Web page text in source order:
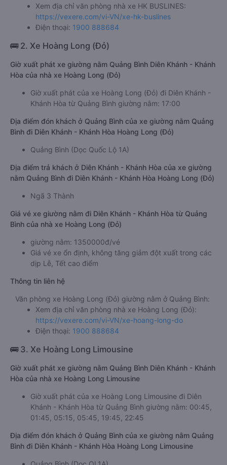
Xem địa chỉ văn phòng nhà xe HK BUSLINES:
https://vexere.com/vi-VN/xe-hk-buslines
Điện thoại: 1900 888684
🚌 2. Xe Hoàng Long (Đỏ)
Giờ xuất phát xe giường nằm Quảng Bình Diên Khánh - Khánh
Hòa của nhà xe Hoàng Long (Đỏ)
Giờ xuất phát của xe Hoàng Long (Đỏ) đi Diên Khánh -
Khánh Hòa từ Quảng Bình giường nằm: 17:00
Địa điểm đón khách ở Quảng Bình của xe giường nằm Quảng
Bình đi Diên Khánh - Khánh Hòa Hoàng Long (Đỏ)
Quảng Bình (Dọc Quốc Lộ 1A)
Địa điểm trả khách ở Diên Khánh - Khánh Hòa của xe giường
nằm Quảng Bình đi Diên Khánh - Khánh Hòa Hoàng Long (Đỏ)
Ngã 3 Thành
Giá vé xe giường nằm đi Diên Khánh - Khánh Hòa từ Quảng
Bình của nhà xe Hoàng Long (Đỏ)
giường nằm: 1350000đ/vé
Giá vé xe ổn định, không tăng giảm đột xuất trong các
dịp Lễ, Tết cao điểm
Thông tin liên hệ
Văn phòng xe Hoàng Long (Đỏ) giường nằm ở Quảng Bình:
Xem địa chỉ văn phòng nhà xe Hoàng Long (Đỏ):
https://vexere.com/vi-VN/xe-hoang-long-do
Điện thoại: 1900 888684
🚌 3. Xe Hoàng Long Limousine
Giờ xuất phát xe giường nằm Quảng Bình Diên Khánh - Khánh
Hòa của nhà xe Hoàng Long Limousine
Giờ xuất phát của xe Hoàng Long Limousine đi Diên
Khánh - Khánh Hòa từ Quảng Bình giường nằm: 00:45,
01:45, 05:15, 05:45, 19:45, 22:45
Địa điểm đón khách ở Quảng Bình của xe giường nằm Quảng
Bình đi Diên Khánh - Khánh Hòa Hoàng Long Limousine